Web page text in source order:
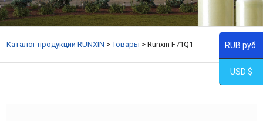
Каталог продукции RUNXIN >Товары >Runxin F71Q1 RUB руб.
USD $